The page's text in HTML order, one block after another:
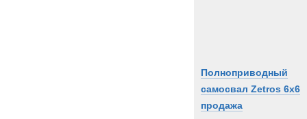
Полноприводный
самосвал Zetros 6x6
продажа